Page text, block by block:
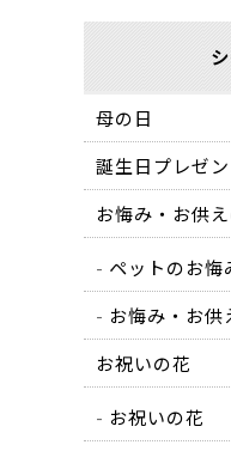
母の日
誕生日プレゼ
お悔み・お供
ペットのお悔
お悔み・お供
お祝いの花
お祝いの花